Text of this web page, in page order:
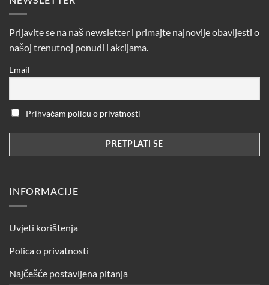
Prijavite se na naš newsletter i primajte najnovije obavijesti o
našoj trenutnoj ponudi i akcijama.
Email
Prihvaćam policu o privatnosti
INFORMACIJE
Uvjeti korištenja
Polica o privatnosti
Najčešće postavljena pitanja